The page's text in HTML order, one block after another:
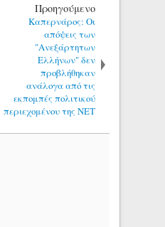
Προηγούμενο
Καπερνάρος: Οι
απόψεις των
"Ανεξάρτητων
Ελλήνων" δεν
προβλήθηκαν
ανάλογα από τις
εκπομπές πολιτικού
περιεχομένου της ΝΕΤ